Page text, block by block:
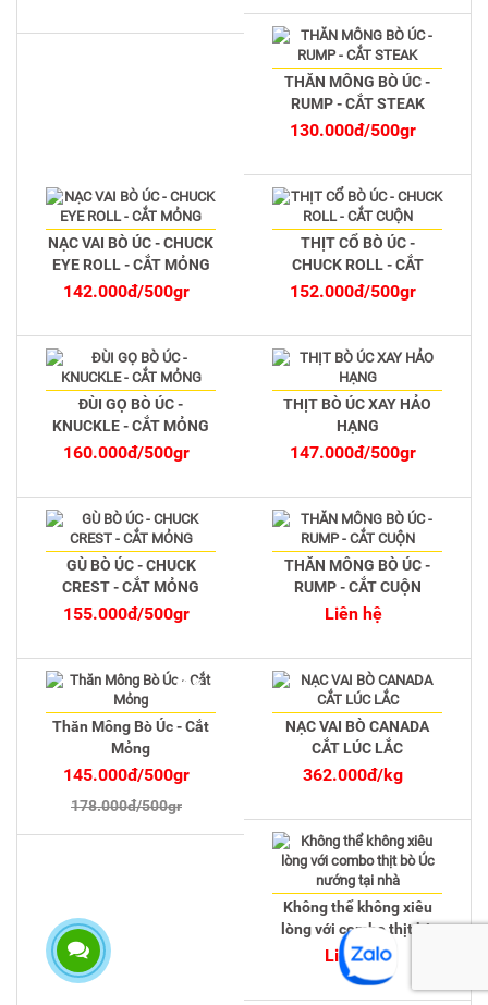
THĂN MÔNG BÒ ÚC -
RUMP - CẮT STEAK
130.000đ/500gr
NẠC VAI BÒ ÚC - CHUCK
EYE ROLL - CẮT MỎNG
142.000đ/500gr
THỊT CỔ BÒ ÚC -
CHUCK ROLL - CẮT
CUỘN
152.000đ/500gr
ĐÙI GỌ BÒ ÚC -
KNUCKLE - CẮT MỎNG
160.000đ/500gr
THỊT BÒ ÚC XAY HẢO
HẠNG
147.000đ/500gr
GÙ BÒ ÚC - CHUCK
CREST - CẮT MỎNG
155.000đ/500gr
THĂN MÔNG BÒ ÚC -
RUMP - CẮT CUỘN
Liên hệ
Thăn Mông Bò Úc - Cắt
Mỏng
145.000đ/500gr
178.000đ/500gr
-19%
NẠC VAI BÒ CANADA
CẮT LÚC LẮC
362.000đ/kg
Không thể không xiêu
lòng với combo thịt bò
Úc nướng tại nhà
Liên hệ